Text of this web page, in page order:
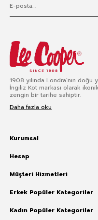
1908 yılında Londra’nın
İngiliz Kot markası olarak
zengin bir tarihe sahiptir.
Daha fazla oku
Kurumsal
Hesap
Müşteri Hizmetleri
Erkek Popüler Kategoriler
Kadın Popüler Kategoriler